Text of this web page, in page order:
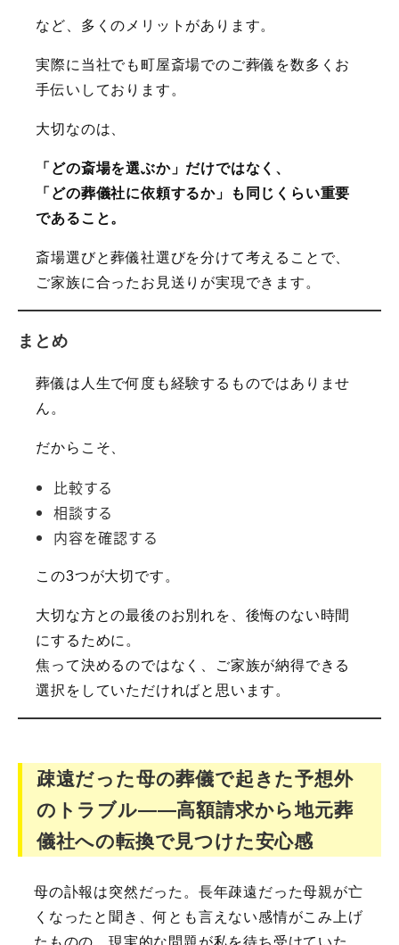
など、多くのメリットがあります。
実際に当社でも町屋斎場でのご葬儀を数多くお
手伝いしております。
大切なのは、
「どの斎場を選ぶか」だけではなく、
「どの葬儀社に依頼するか」も同じくらい重要
であること。
斎場選びと葬儀社選びを分けて考えることで、
ご家族に合ったお見送りが実現できます。
まとめ
葬儀は人生で何度も経験するものではありませ
ん。
だからこそ、
比較する
相談する
内容を確認する
この3つが大切です。
大切な方との最後のお別れを、後悔のない時間
にするために。
焦って決めるのではなく、ご家族が納得できる
選択をしていただければと思います。
疎遠だった母の葬儀で起きた予想外
のトラブル――高額請求から地元葬
儀社への転換で見つけた安心感
母の訃報は突然だった。長年疎遠だった母親が亡
くなったと聞き、何とも言えない感情がこみ上げ
たものの、現実的な問題が私を待ち受けていた。